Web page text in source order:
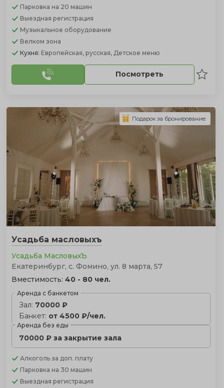
Парковка на 20 машин
Выездная регистрация
Музыкальное оборудование
Велком зона
Кухня: Европейская, русская, Детское меню
Посмотреть
Усадьба масловыхъ
Усадьба МасловыхЪ
Екатеринбург, с. Фомино, ул. 8 марта, 57
Вместимость: 40 - 80 чел.
Аренда с банкетом
Зал: 70000 ₽
Банкет: от 4500 ₽/чел.
Аренда без еды
70000 ₽ за закрытие зала
Алкоголь за доп. плату
Парковка на 30 машин
Выездная регистрация
Подарок за бронирование